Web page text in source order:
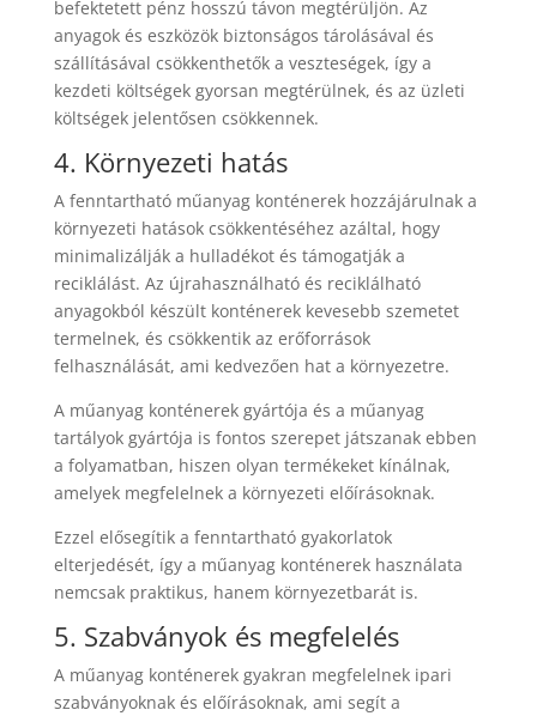
befektetett pénz hosszú távon megtérüljön. Az
anyagok és eszközök biztonságos tárolásával és
szállításával csökkenthetők a veszteségek, így a
kezdeti költségek gyorsan megtérülnek, és az üzleti
költségek jelentősen csökkennek.
4. Környezeti hatás
A fenntartható műanyag konténerek hozzájárulnak a
környezeti hatások csökkentéséhez azáltal, hogy
minimalizálják a hulladékot és támogatják a
reciklálást. Az újrahasználható és reciklálható
anyagokból készült konténerek kevesebb szemetet
termelnek, és csökkentik az erőforrások
felhasználását, ami kedvezően hat a környezetre.
A műanyag konténerek gyártója és a műanyag
tartályok gyártója is fontos szerepet játszanak ebben
a folyamatban, hiszen olyan termékeket kínálnak,
amelyek megfelelnek a környezeti előírásoknak.
Ezzel elősegítik a fenntartható gyakorlatok
elterjedését, így a műanyag konténerek használata
nemcsak praktikus, hanem környezetbarát is.
5. Szabványok és megfelelés
A műanyag konténerek gyakran megfelelnek ipari
szabványoknak és előírásoknak, ami segít a